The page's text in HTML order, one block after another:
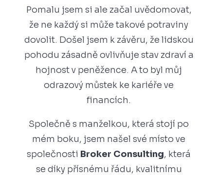
Pomalu jsem si ale začal uvědomovat,
že ne každý si může takové potraviny
dovolit. Došel jsem k závěru, že lidskou
pohodu zásadně ovlivňuje stav zdraví a
hojnost v peněžence. A to byl můj
odrazový můstek ke kariéře ve
financích.
Společně s manželkou, která stojí po
mém boku, jsem našel své místo ve
společnosti Broker Consulting, která
se díky přísnému řádu, kvalitnímu